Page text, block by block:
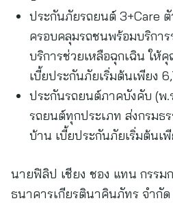
ประกันภัยรถยนต์ 3+Care
ครอบคลุมรถชนพร้อมบริการ
บริการช่วยเหลือฉุกเฉิน ให้
เบี้ยประกันภัยเริ่มต้นเพียง
ประกันรถยนต์ภาคบังคับ (พ.
รถยนต์ทุกประเภท ส่งกรมธ
บ้าน เบี้ยประกันภัยเริ่มต้นเ
นายฟิลิป เชียง ชอง แทน กรรม
ธนาคารเกียรตินาคินภัทร จำกั